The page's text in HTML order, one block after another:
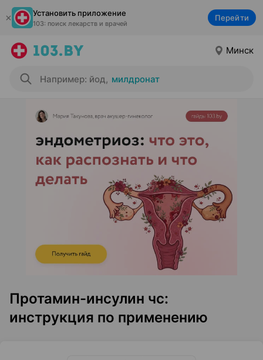
Установить приложение
103: поиск лекарств и врачей
Перейти
Минск
Например: йод, милдронат
Протамин-инсулин чс:
инструкция по применению